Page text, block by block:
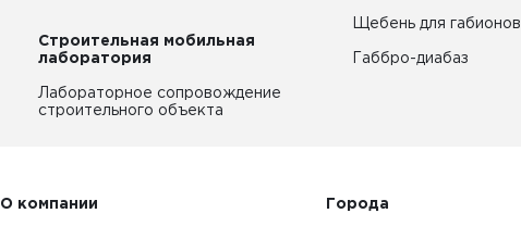
Строительная мобильная
лаборатория
Лабораторное сопровождение
строительного объекта
Щебень для габионов
Габбро-диабаз
О компании Города